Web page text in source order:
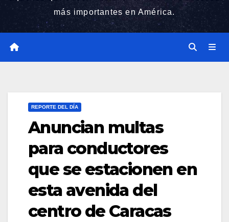
más importantes en América.
REPORTE DEL DÍA
Anuncian multas
para conductores
que se estacionen en
esta avenida del
centro de Caracas